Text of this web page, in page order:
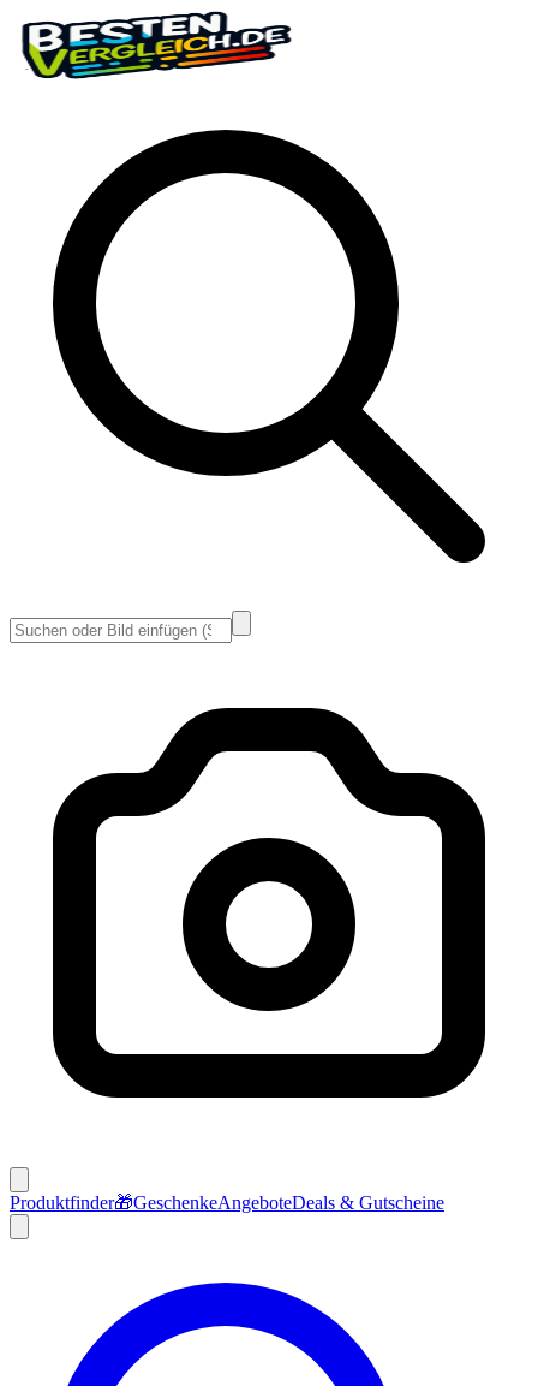
Produktfinder🎁GeschenkeAngeboteDeals & Gutscheine